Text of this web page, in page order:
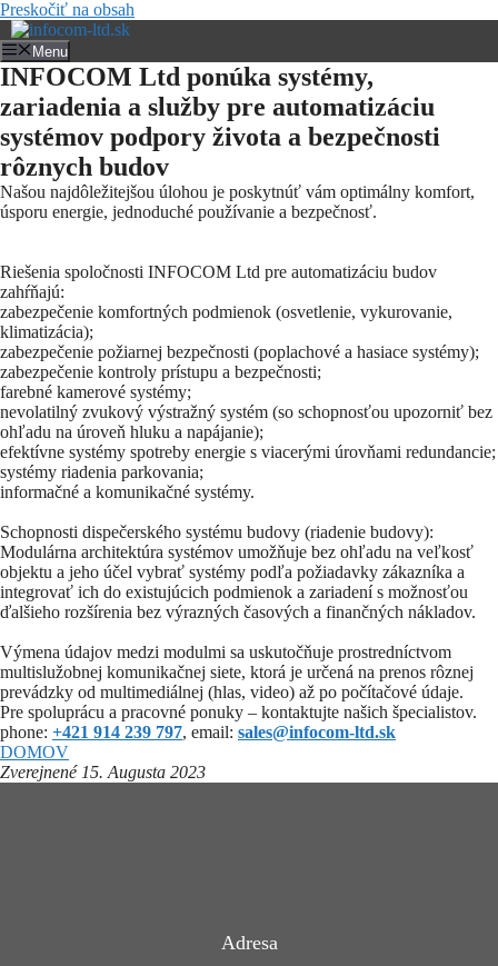
Preskočiť na obsah
Menu
INFOCOM Ltd ponúka systémy,
zariadenia a služby pre automatizáciu
systémov podpory života a bezpečnosti
rôznych budov
Našou najdôležitejšou úlohou je poskytnúť vám optimálny komfort,
úsporu energie, jednoduché používanie a bezpečnosť.
Riešenia spoločnosti INFOCOM Ltd pre automatizáciu budov
zahŕňajú:
zabezpečenie komfortných podmienok (osvetlenie, vykurovanie,
klimatizácia);
zabezpečenie požiarnej bezpečnosti (poplachové a hasiace systémy);
zabezpečenie kontroly prístupu a bezpečnosti;
farebné kamerové systémy;
nevolatilný zvukový výstražný systém (so schopnosťou upozorniť bez
ohľadu na úroveň hluku a napájanie);
efektívne systémy spotreby energie s viacerými úrovňami redundancie;
systémy riadenia parkovania;
informačné a komunikačné systémy.
Schopnosti dispečerského systému budovy (riadenie budovy):
Modulárna architektúra systémov umožňuje bez ohľadu na veľkosť
objektu a jeho účel vybrať systémy podľa požiadavky zákazníka a
integrovať ich do existujúcich podmienok a zariadení s možnosťou
ďalšieho rozšírenia bez výrazných časových a finančných nákladov.
Výmena údajov medzi modulmi sa uskutočňuje prostredníctvom
multislužobnej komunikačnej siete, ktorá je určená na prenos rôznej
prevádzky od multimediálnej (hlas, video) až po počítačové údaje.
Pre spoluprácu a pracovné ponuky – kontaktujte našich špecialistov.
phone: +421 914 239 797, email: sales@infocom-ltd.sk
DOMOV
Zverejnené 15. Augusta 2023
Adresa